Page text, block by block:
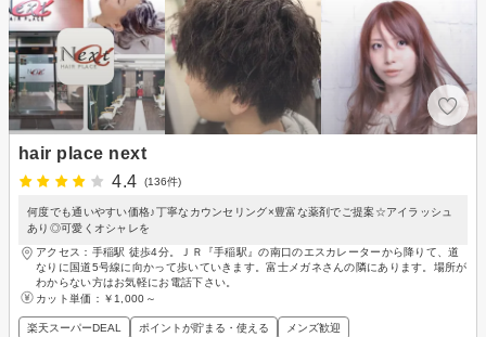
hair place next
4.4
(136件)
何度でも通いやすい価格♪丁寧なカウンセリング×豊富な薬剤でご提案☆アイラッシュ
あり◎可愛くオシャレを
アクセス：手稲駅 徒歩4分。ＪＲ『手稲駅』の南口のエスカレーターから降りて、道
なりに国道5号線に向かって歩いていきます。富士メガネさんの隣にあります。場所が
わからない方はお気軽にお電話下さい。
カット単価： ￥1,000～
楽天スーパーDEAL ポイントが貯まる・使える メンズ歓迎